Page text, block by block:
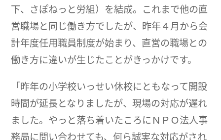
下、さぽねっと労組）を結成。これまで他の直
営職場と同じ働き方でしたが、昨年４月から会
計年度任用職員制度が始まり、直営の職場との
働き方に違いが生じたことがきっかけです。
「昨年の小学校いっせい休校にともなって開設
時間が延長となりましたが、現場の対応が遅れ
ました。やっと落ち着いたころにＮＰＯ法人事
務局に問い合わせても、何ら誠実な対応がされ